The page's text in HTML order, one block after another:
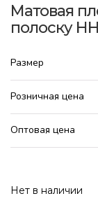
Матовая
полоску
Размер
Розничная цена
Оптовая цена
Нет в наличии